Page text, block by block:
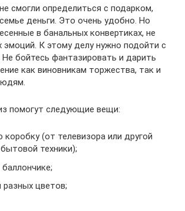
смогли определиться с подарком,
деньги. Это очень удобно. Но
в банальных конвертиках, не
К этому делу нужно подойти с
бойтесь фантазировать и дарить
как виновникам торжества, так и
помогут следующие вещи:
(от телевизора или другой
техники);
баллончике;
цветов;